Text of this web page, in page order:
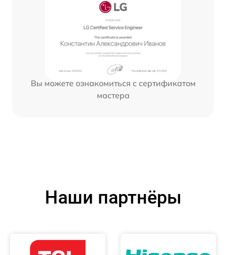
Вы можете ознакомиться с сертификатом
мастера
Наши партнёры